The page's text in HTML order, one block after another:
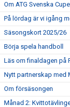
Om ATG Svenska
På lördag är vi igång
Säsongskort 2025/26
Börja spela handboll
Läs om finaldagen på
Nytt partnerskap med
Om försäsongen
Månad 2: